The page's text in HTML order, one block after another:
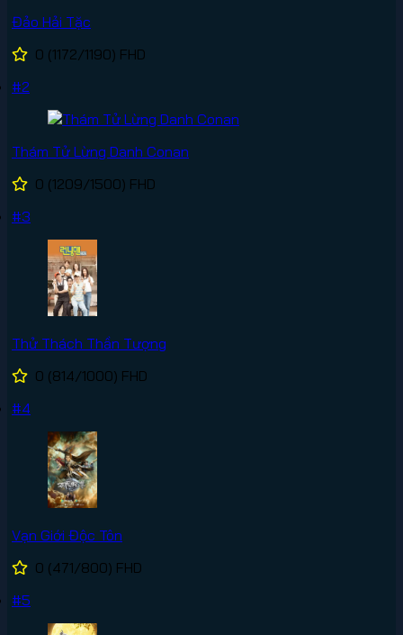
Đảo Hải Tặc
0 (1172/1190) FHD
#2
Thám Tử Lừng Danh Conan
0 (1209/1500) FHD
#3
Thử Thách Thần Tượng
0 (814/1000) FHD
#4
Vạn Giới Độc Tôn
0 (471/800) FHD
#5